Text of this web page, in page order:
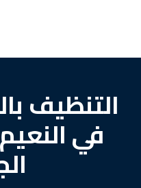
التنظيف
في